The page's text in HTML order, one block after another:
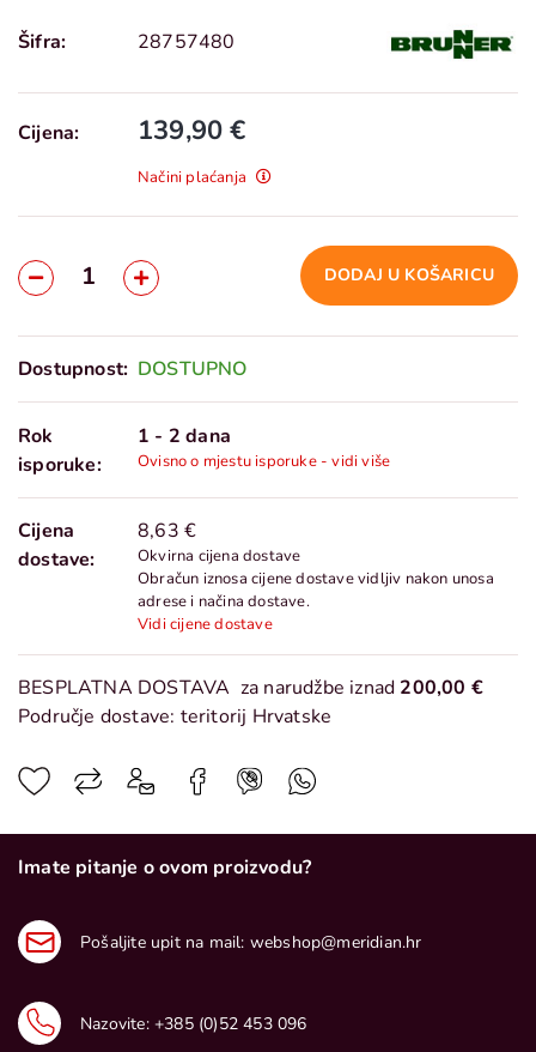
Šifra: 28757480
Cijena: 139,90 €
Načini plaćanja
DODAJ U KOŠARICU
Dostupnost: DOSTUPNO
Rok
isporuke:
1 - 2 dana
Ovisno o mjestu isporuke - vidi više
Cijena
dostave:
8,63 €
Okvirna cijena dostave
Obračun iznosa cijene dostave vidljiv nakon unosa
adrese i načina dostave.
Vidi cijene dostave
BESPLATNA DOSTAVA za narudžbe iznad 200,00 €
Područje dostave: teritorij Hrvatske
Imate pitanje o ovom proizvodu?
Pošaljite upit na mail: webshop@meridian.hr
Nazovite: +385 (0)52 453 096